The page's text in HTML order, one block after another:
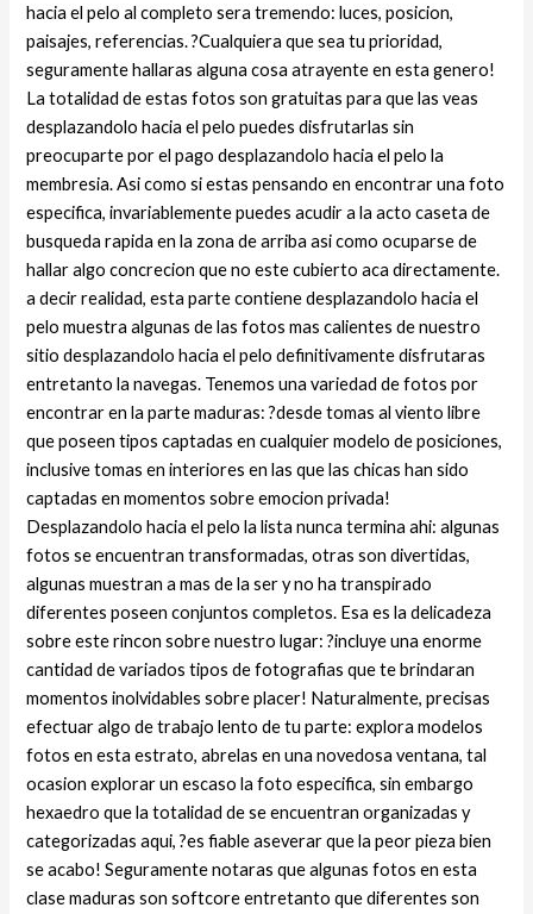
hacia el pelo al completo sera tremendo: luces, posicion,
paisajes, referencias. ?Cualquiera que sea tu prioridad,
seguramente hallaras alguna cosa atrayente en esta genero!
La totalidad de estas fotos son gratuitas para que las veas
desplazandolo hacia el pelo puedes disfrutarlas sin
preocuparte por el pago desplazandolo hacia el pelo la
membresia. Asi­ como si estas pensando en encontrar una foto
especifica, invariablemente puedes acudir a la acto caseta de
busqueda rapida en la zona de arriba asi­ como ocuparse de
hallar algo concrecion que no este cubierto aca directamente.
a decir realidad, esta parte contiene desplazandolo hacia el
pelo muestra algunas de las fotos mas calientes de nuestro
sitio desplazandolo hacia el pelo definitivamente disfrutaras
entretanto la navegas. Tenemos una variedad de fotos por
encontrar en la parte maduras: ?desde tomas al viento libre
que poseen tipos captadas en cualquier modelo de posiciones,
inclusive tomas en interiores en las que las chicas han sido
captadas en momentos sobre emocion privada!
Desplazandolo hacia el pelo la lista nunca termina ahi: algunas
fotos se encuentran transformadas, otras son divertidas,
algunas muestran a mas de la ser y no ha transpirado
diferentes poseen conjuntos completos. Esa es la delicadeza
sobre este rincon sobre nuestro lugar: ?incluye una enorme
cantidad de variados tipos de fotografias que te brindaran
momentos inolvidables sobre placer! Naturalmente, precisas
efectuar algo de trabajo lento de tu parte: explora modelos
fotos en esta estrato, abrelas en una novedosa ventana, tal
ocasion explorar un escaso la foto especifica, sin embargo
hexaedro que la totalidad de se encuentran organizadas y
categorizadas aqui, ?es fiable aseverar que la peor pieza bien
se acabo! Seguramente notaras que algunas fotos en esta
clase maduras son softcore entretanto que diferentes son